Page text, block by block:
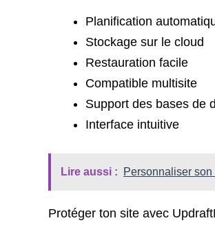
Planification
Stockage sur le cloud
Restauration facile
Compatible multisite
Support des bases de
Interface intuitive
Lire aussi : Personnaliser
Protéger ton site avec